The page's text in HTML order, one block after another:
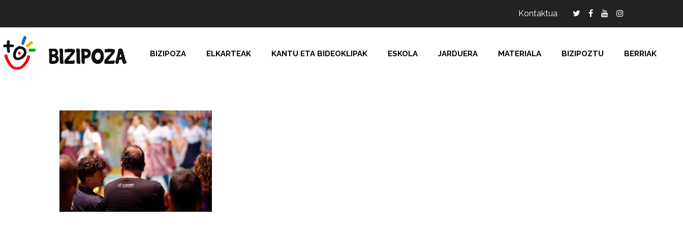
Kontaktua
BIZIPOZA ELKARTEAK KANTU ETA BIDEOKLIPAK ESKOLA JARDUERA MATERIALA BIZIPOZTU BERRIAK